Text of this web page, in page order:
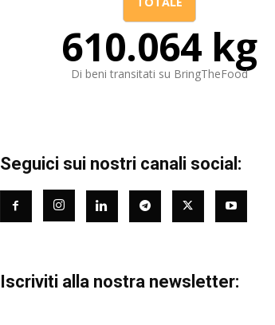
610.064 kg
Di beni transitati su BringTheFood
Seguici sui nostri canali social:
Iscriviti alla nostra newsletter: